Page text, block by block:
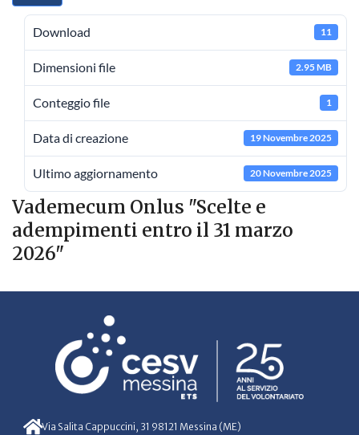
Download 11
Dimensioni file 2.95 MB
Conteggio file 1
Data di creazione 19 Novembre 2025
Ultimo aggiornamento 20 Novembre 2025
Vademecum Onlus "Scelte e
adempimenti entro il 31 marzo
2026"
Via Salita Cappuccini, 31 98121 Messina (ME)